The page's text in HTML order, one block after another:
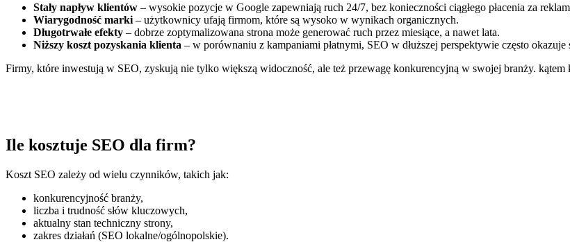
Stały napływ klientów – wysokie pozycje w Google zapewniają ruch 24/7, bez konieczności ciągłego płacenia za
Wiarygodność marki – użytkownicy ufają firmom, które są wysoko w wynikach organicznych.
Długotrwałe efekty – dobrze zoptymalizowana strona może generować ruch przez miesiące, a nawet lata.
Niższy koszt pozyskania klienta – w porównaniu z kampaniami płatnymi, SEO w dłuższej perspektywie często okazuje
Firmy, które inwestują w SEO, zyskują nie tylko większą widoczność, ale też przewagę konkurencyjną w swojej branży. kątem
Ile kosztuje SEO dla firm?
Koszt SEO zależy od wielu czynników, takich jak:
konkurencyjność branży,
liczba i trudność słów kluczowych,
aktualny stan techniczny strony,
zakres działań (SEO lokalne/ogólnopolskie).